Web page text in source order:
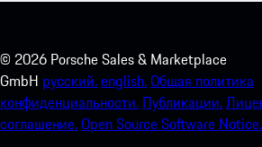
© 2026 Porsche Sales & Marketplace
GmbH русский.english.Общая политика
конфиденциальности. Публикации.
соглашение.Open Source Software Notice.